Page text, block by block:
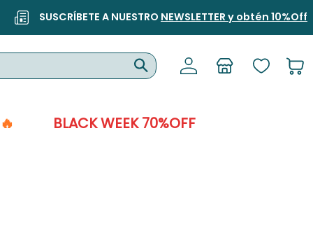
SUSCRÍBETE A NUESTRO NEWSLETTER y obtén 10%Off
BLACK WEEK 70%OFF